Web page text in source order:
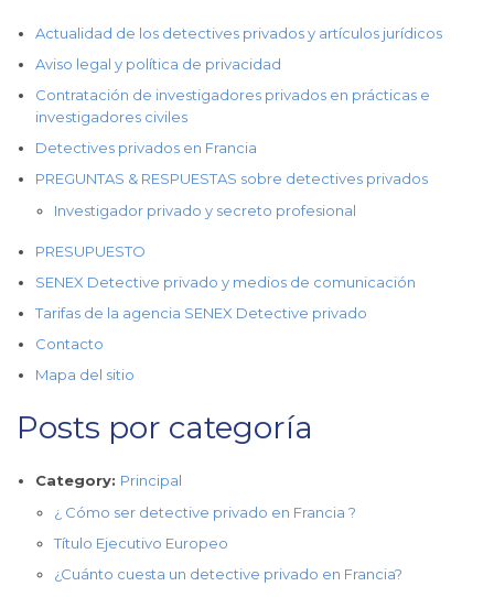
Actualidad de los detectives privados y artículos jurídicos
Aviso legal y política de privacidad
Contratación de investigadores privados en prácticas e
investigadores civiles
Detectives privados en Francia
PREGUNTAS & RESPUESTAS sobre detectives privados
Investigador privado y secreto profesional
PRESUPUESTO
SENEX Detective privado y medios de comunicación
Tarifas de la agencia SENEX Detective privado
Contacto
Mapa del sitio
Posts por categoría
Category: Principal
¿ Cómo ser detective privado en Francia ?
Título Ejecutivo Europeo
¿Cuánto cuesta un detective privado en Francia?